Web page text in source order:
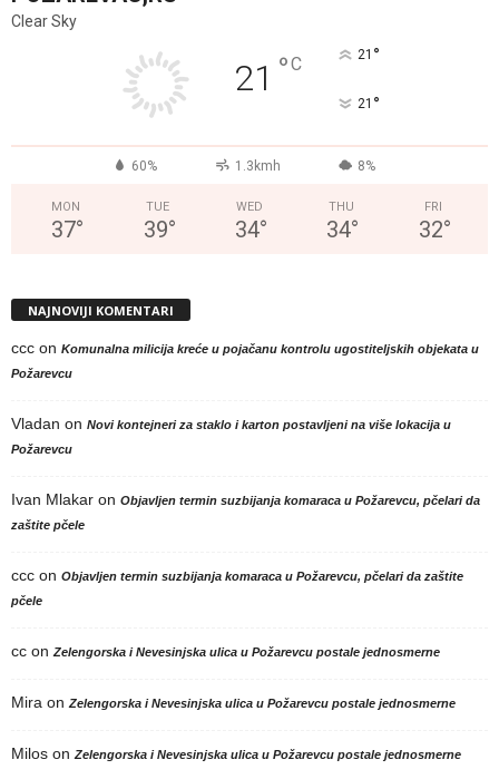
Clear Sky
21 °C 21 °
21 °
60% 1.3kmh 8%
MON
37°
TUE
39°
WED
34°
THU
34°
FRI
32°
NAJNOVIJI KOMENTARI
ccc on Komunalna milicija kreće u pojačanu kontrolu ugostiteljskih objekata u
Požarevcu
Vladan on Novi kontejneri za staklo i karton postavljeni na više lokacija u
Požarevcu
Ivan Mlakar on Objavljen termin suzbijanja komaraca u Požarevcu, pčelari da
zaštite pčele
ccc on Objavljen termin suzbijanja komaraca u Požarevcu, pčelari da zaštite
pčele
cc onZelengorska i Nevesinjska ulica u Požarevcu postale jednosmerne
Mira onZelengorska i Nevesinjska ulica u Požarevcu postale jednosmerne
Milos onZelengorska i Nevesinjska ulica u Požarevcu postale jednosmerne